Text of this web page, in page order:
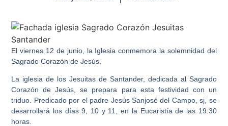
El viernes 12 de junio, la Iglesia conmemora la solemnidad del
Sagrado Corazón de Jesús.
La iglesia de los Jesuitas de Santander, dedicada al Sagrado
Corazón de Jesús, se prepara para esta festividad con un
triduo . Predicado por el padre Jesús Sanjosé del Campo, sj, se
desarrollará los días 9, 10 y 11, en la Eucaristíade las 19:30
horas.